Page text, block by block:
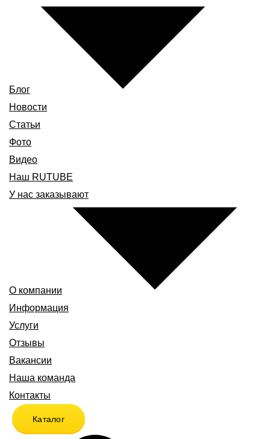
Блог
Новости
Статьи
Фото
Видео
Наш RUTUBE
У нас заказывают
О компании
Информация
Услуги
Отзывы
Вакансии
Наша команда
Контакты
Каталог